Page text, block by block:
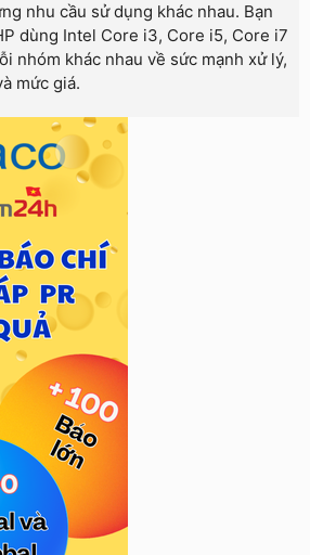
nhu cầu sử dụng khác nhau. Bạn
dùng Intel Core i3, Core i5, Core i7
nhóm khác nhau về sức mạnh xử lý,
mức giá.